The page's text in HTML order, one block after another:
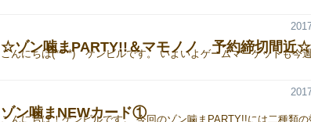
☆ゾン噛まPARTY!!＆マモノノ 予約締切間近☆
ゾン噛まNEWカード①